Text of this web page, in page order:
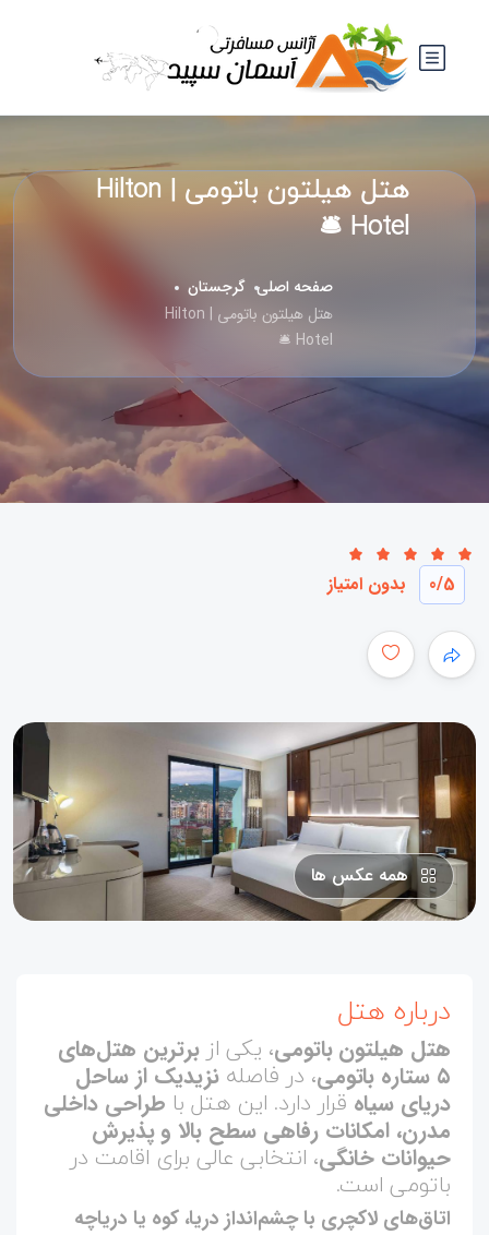
هتل هیلتون باتومی | Hilton
Hotel 🛎️
صفحه اصلی گرجستان
هتل هیلتون باتومی | Hilton
Hotel 🛎️
0/5 بدون امتیاز
همه عکس ها
درباره هتل
هتل هیلتون باتومی، یکی از برترین هتل‌های
۵ ستاره باتومی
، در فاصله نزیدیک از ساحل
دریای سیاهقرار دارد. این هتل با طراحی داخلی
مدرن، امکانات رفاهی سطح بالا و پذیرش
حیوانات خانگی، انتخابی عالی برای اقامت در
باتومی است.
اتاق‌های لاکچری با چشم‌انداز دریا، کوه یا دریاچه